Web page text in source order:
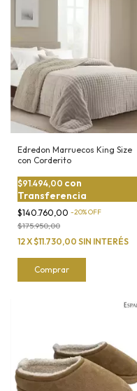
Edredon Marruecos King Size
con Corderito
$140.760,00 -20%OFF
$175.950,00
$91.494,00 con
Transferencia
12X$11.730,00 SIN INTERÉS
Comprar